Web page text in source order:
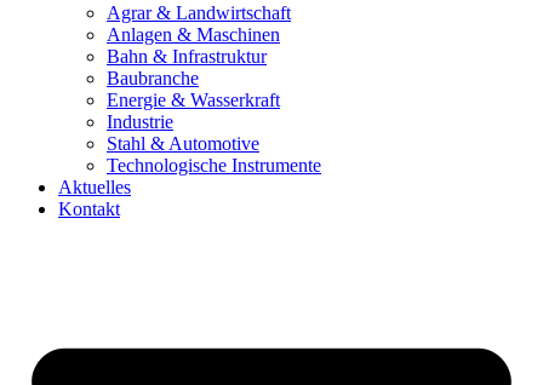
Agrar & Landwirtschaft
Anlagen & Maschinen
Bahn & Infrastruktur
Baubranche
Energie & Wasserkraft
Industrie
Stahl & Automotive
Technologische Instrumente
Aktuelles
Kontakt